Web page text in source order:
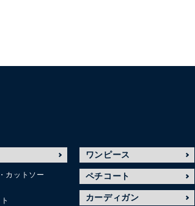
カットソー
ワンピース
ペチコート
カーディガン